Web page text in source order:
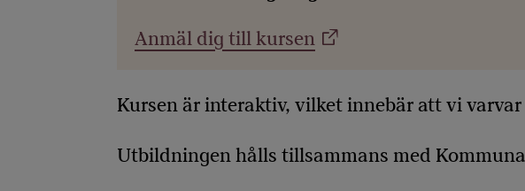
Anmäl dig till kursen
Kursen är interaktiv, vilket innebär att vi
Utbildningen hålls tillsammans med